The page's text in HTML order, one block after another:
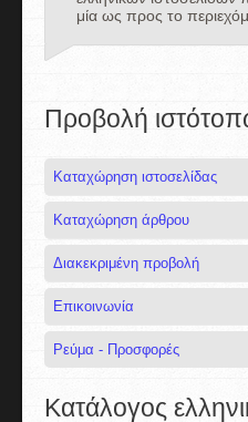
μία ως προς το
Προβολή
Καταχώρηση ιστοσελίδας
Καταχώρηση άρθρου
Διακεκριμένη προβολή
Επικοινωνία
Ρεύμα - Προσφορές
Κατάλογος